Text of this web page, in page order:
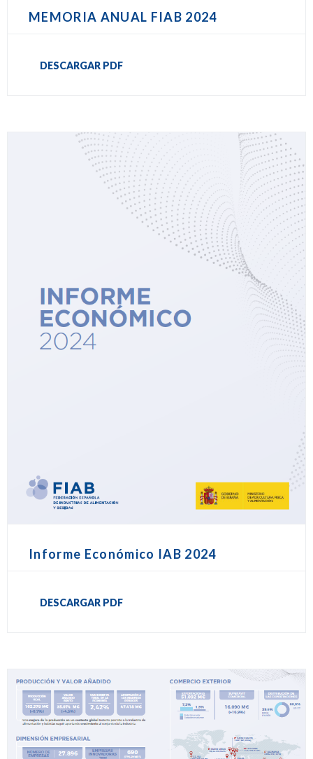
MEMORIA ANUAL FIAB 2024
DESCARGAR PDF
Informe Económico IAB 2024
DESCARGAR PDF